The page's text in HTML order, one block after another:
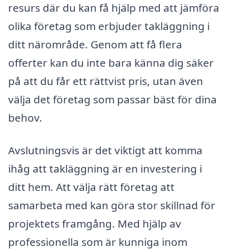
resurs där du kan få hjälp med att jämföra
olika företag som erbjuder takläggning i
ditt närområde. Genom att få flera
offerter kan du inte bara känna dig säker
på att du får ett rättvist pris, utan även
välja det företag som passar bäst för dina
behov.
Avslutningsvis är det viktigt att komma
ihåg att takläggning är en investering i
ditt hem. Att välja rätt företag att
samarbeta med kan göra stor skillnad för
projektets framgång. Med hjälp av
professionella som är kunniga inom